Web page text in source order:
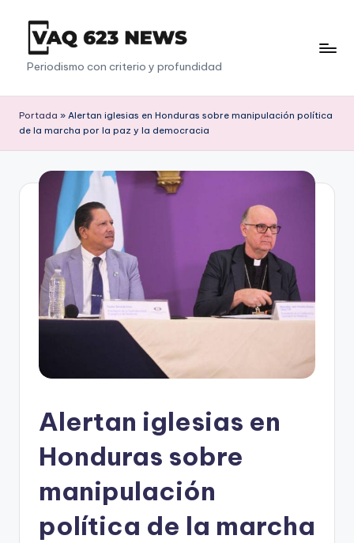
Saltar
contenido
V
a
q
6
Periodismo con criterio y profundidad
Portada » Alertan iglesias en Honduras sobre manipulación política
de la marcha por la paz y la democracia
Alertan iglesias en
Honduras sobre
manipulación
política de la marcha